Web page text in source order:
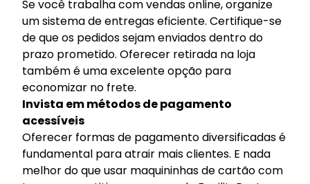
Se você trabalha com vendas online, organize
um sistema de entregas eficiente. Certifique-se
de que os pedidos sejam enviados dentro do
prazo prometido. Oferecer retirada na loja
também é uma excelente opção para
economizar no frete.
Invista em métodos de pagamento
acessíveis
Oferecer formas de pagamento diversificadas é
fundamental para atrair mais clientes. E nada
melhor do que usar maquininhas de cartão com